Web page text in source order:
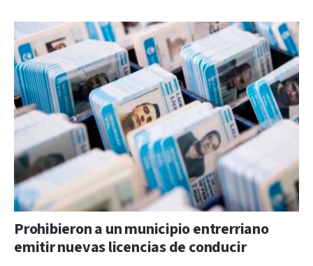
Prohibieron a un municipio entrerriano
emitir nuevas licencias de conducir